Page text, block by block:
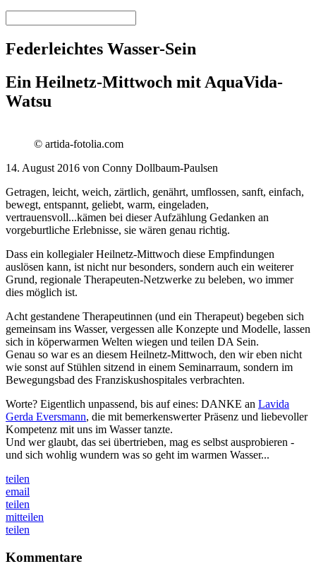
Federleichtes Wasser-Sein
Ein Heilnetz-Mittwoch mit AquaVida-
Watsu
© artida-fotolia.com
14. August 2016 von Conny Dollbaum-Paulsen
Getragen, leicht, weich, zärtlich, genährt, umflossen, sanft, einfach,
bewegt, entspannt, geliebt, warm, eingeladen,
vertrauensvoll...kämen bei dieser Aufzählung Gedanken an
vorgeburtliche Erlebnisse, sie wären genau richtig.
Dass ein kollegialer Heilnetz-Mittwoch diese Empfindungen
auslösen kann, ist nicht nur besonders, sondern auch ein weiterer
Grund, regionale Therapeuten-Netzwerke zu beleben, wo immer
dies möglich ist.
Acht gestandene Therapeutinnen (und ein Therapeut) begeben sich
gemeinsam ins Wasser, vergessen alle Konzepte und Modelle, lassen
sich in köperwarmen Welten wiegen und teilen DA Sein.
Genau so war es an diesem Heilnetz-Mittwoch, den wir eben nicht
wie sonst auf Stühlen sitzend in einem Seminarraum, sondern im
Bewegungsbad des Franziskushospitales verbrachten.
Worte? Eigentlich unpassend, bis auf eines: DANKE an Lavida
Gerda Eversmann, die mit bemerkenswerter Präsenz und liebevoller
Kompetenz mit uns im Wasser tanzte.
Und wer glaubt, das sei übertrieben, mag es selbst ausprobieren -
und sich wohlig wundern was so geht im warmen Wasser...
teilen
email
teilen
mitteilen
teilen
Kommentare